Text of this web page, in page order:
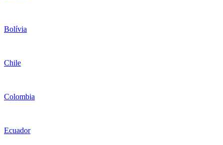
Bolívia
Chile
Colombia
Ecuador